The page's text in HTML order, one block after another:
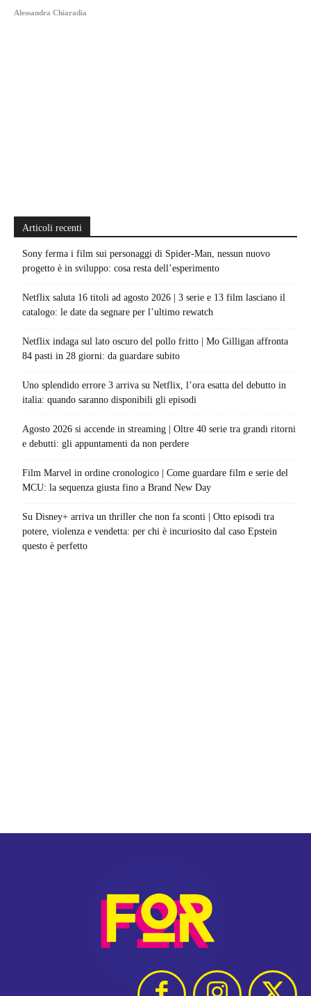
Alessandra Chiaradia
Articoli recenti
Sony ferma i film sui personaggi di Spider-Man, nessun nuovo
progetto è in sviluppo: cosa resta dell’esperimento
Netflix saluta 16 titoli ad agosto 2026 | 3 serie e 13 film lasciano il
catalogo: le date da segnare per l’ultimo rewatch
Netflix indaga sul lato oscuro del pollo fritto | Mo Gilligan affronta
84 pasti in 28 giorni: da guardare subito
Uno splendido errore 3 arriva su Netflix, l’ora esatta del debutto in
italia: quando saranno disponibili gli episodi
Agosto 2026 si accende in streaming | Oltre 40 serie tra grandi ritorni
e debutti: gli appuntamenti da non perdere
Film Marvel in ordine cronologico | Come guardare film e serie del
MCU: la sequenza giusta fino a Brand New Day
Su Disney+ arriva un thriller che non fa sconti | Otto episodi tra
potere, violenza e vendetta: per chi è incuriosito dal caso Epstein
questo è perfetto